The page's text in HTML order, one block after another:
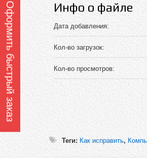
Инфо о файле
Дата добавления:
Кол-во загрузок:
Кол-во просмотров:
Теги:Как исправить,
Оформить быстрый заказ